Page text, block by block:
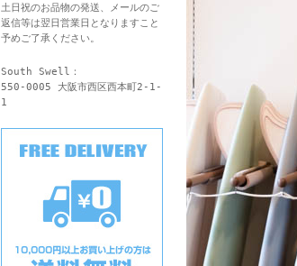
土日祝のお品物の発送、メールのご
返信等は翌日営業日となりますこと
予めご了承ください。
South Swell：
550-0005 大阪市西区西本町2-1-
1